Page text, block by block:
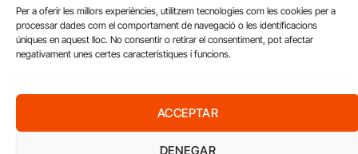
Per a oferir les millors experiències, utilitzem tecnologies com les cookies per a
processar dades com el comportament de navegació o les identificacions
úniques en aquest lloc. No consentir o retirar el consentiment, pot afectar
negativament unes certes característiques i funcions.
ACCEPTAR
DENEGAR